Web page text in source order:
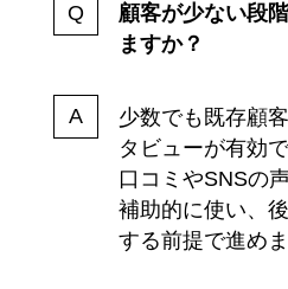
顧客が少ない段
ますか？
少数でも既存顧
タビューが有効
口コミやSNSの
補助的に使い、
する前提で進めま